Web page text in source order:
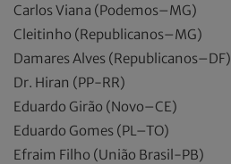
Carlos Viana (Podemos–MG)
Cleitinho (Republicanos–MG)
Damares Alves (Republicanos–DF)
Dr. Hiran (PP-RR)
Eduardo Girão (Novo–CE)
Eduardo Gomes (PL–TO)
Efraim Filho (União Brasil-PB)